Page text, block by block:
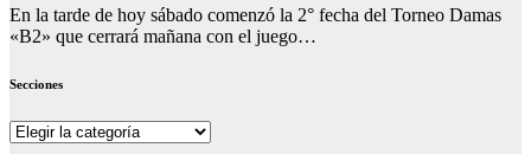
En la tarde de hoy sábado comenzó la 2° fecha del Torneo Damas
«B2» que cerrará mañana con el juego…
Secciones
Secciones